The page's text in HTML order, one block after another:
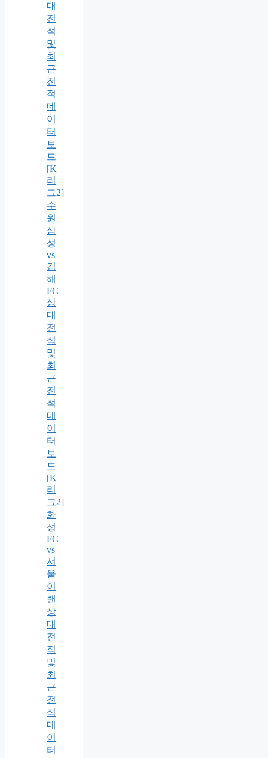
대
전
적
및
최
근
전
적
데
이
터
보
드
[K
리
그2]
수
원
삼
성
vs
김
해
FC
상
대
전
적
및
최
근
전
적
데
이
터
보
드
[K
리
그2]
화
성
FC
vs
서
울
이
랜
상
대
전
적
및
최
근
전
적
데
이
터